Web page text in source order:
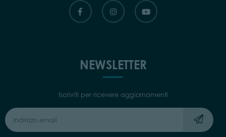
NEWSLETTER
Iscriviti per ricevere aggiornamenti